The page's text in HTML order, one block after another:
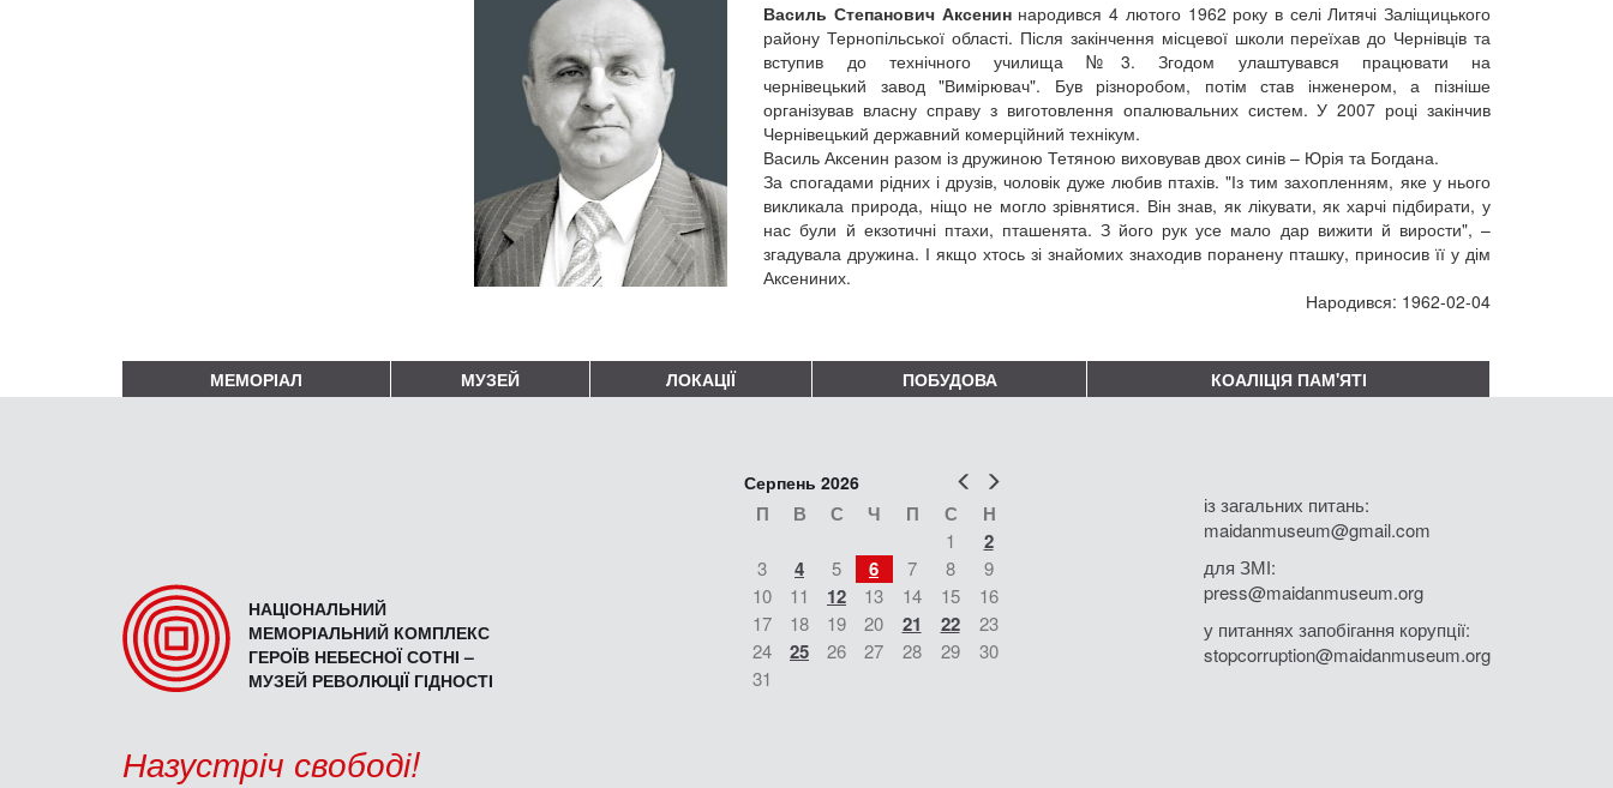
Василь Степанович Аксениннародився 4 лютого 1962 року в селі Литячі Заліщицького
району Тернопільської області. Після закінчення місцевої школи переїхав до Чернівців та
вступив до технічного училища №3. Згодом улаштувався працювати на
чернівецький завод "Вимірювач". Був різноробом, потім став інженером, а пізніше
організував власну справу з виготовлення опалювальних систем. У 2007 році закінчив
Чернівецький державний комерційний технікум.
Василь Аксенин разом із дружиною Тетяною виховував двох синів – Юрія та Богдана.
За спогадами рідних і друзів, чоловік дуже любив птахів. "Із тим захопленням, яке у нього
викликала природа, ніщо не могло зрівнятися. Він знав, як лікувати, як харчі підбирати, у
нас були й екзотичні птахи, пташенята. З його рук усе мало дар вижити й вирости", –
згадувала дружина. І якщо хтось зі знайомих знаходив поранену пташку, приносив її у дім
Аксениних.
Народився: 1962-02-04
МЕМОРІАЛ МУЗЕЙ ЛОКАЦІЇ ПОБУДОВА КОАЛІЦІЯ ПАМ'ЯТІ
НАЦІОНАЛЬНИЙ
МЕМОРІАЛЬНИЙ КОМПЛЕКС
ГЕРОЇВ НЕБЕСНОЇ СОТНІ –
МУЗЕЙ РЕВОЛЮЦІЇ ГІДНОСТІ
Попер
Серпень 2026
П В С Ч П С Н
1 2
3 4 5 6 7 8
9
10
11 12 13 14 15
16
17
18 19 20 21 22
23
24
25 26 27 28 29
30
31
із загальних питань:
maidanmuseum@gmail.com
для ЗМІ:
press@maidanmuseum.org
у питаннях запобігання корупції:
stopcorruption@maidanmuseum.org
Назустріч свободі!